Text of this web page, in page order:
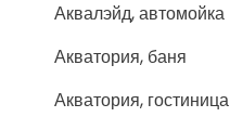
Аквалэйд, автомойка
Акватория, баня
Акватория, гостиница